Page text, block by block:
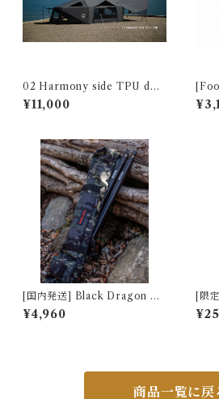
02 Harmony side TPU doo
r
¥11,000
eet
[国内発送] Black Dragon Ta
rp Pole Bag タープポールバ
ッグ
¥4,960
[限
（ポ
商品一覧に戻